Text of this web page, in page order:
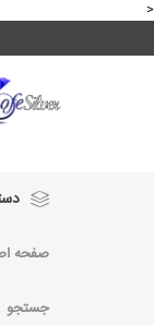
<
صفحه
جستجو